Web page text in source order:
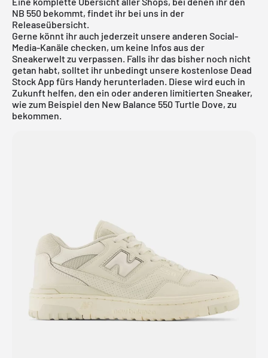
NB 550 bekommt, findet ihr bei uns in der
Releaseübersicht.
Gerne könnt ihr auch jederzeit unsere anderen Social-
Media-Kanäle checken, um keine Infos aus der
Sneakerwelt zu verpassen. Falls ihr das bisher noch nicht
getan habt, solltet ihr unbedingt unsere kostenlose Dead
Stock App fürs Handy herunterladen. Diese wird euch in
Zukunft helfen, den ein oder anderen limitierten Sneaker,
wie zum Beispiel den New Balance 550 Turtle Dove, zu
bekommen.